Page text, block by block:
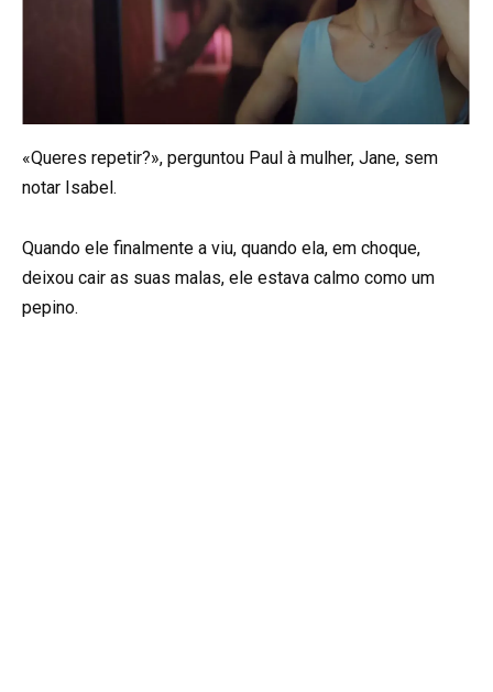
«Queres repetir?», perguntou Paul à mulher, Jane, sem
notar Isabel.
Quando ele finalmente a viu, quando ela, em choque,
deixou cair as suas malas, ele estava calmo como um
pepino.